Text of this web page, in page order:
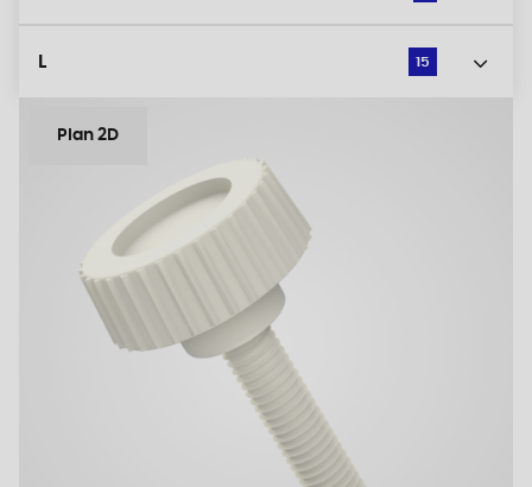
L 15
Plan 2D